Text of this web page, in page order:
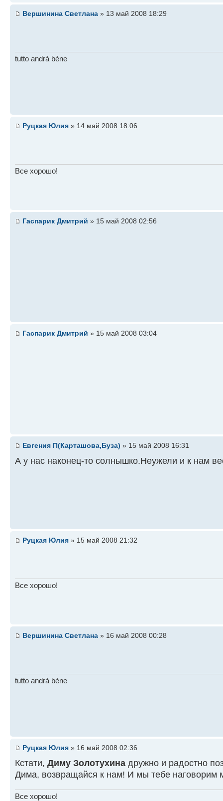
Вершинина Светлана » 13 май 2008 18:29
tutto andrà bène
Руцкая Юлия » 14 май 2008 18:06
Все хорошо!
Гаспарик Дмитрий » 15 май 2008 02:56
Гаспарик Дмитрий » 15 май 2008 03:04
Евгения П(Карташова,Буза) » 15 май 2008 16:31
А у нас наконец-то солнышко.Неужели и к нам
Руцкая Юлия » 15 май 2008 21:32
Все хорошо!
Вершинина Светлана » 16 май 2008 00:28
tutto andrà bène
Руцкая Юлия » 16 май 2008 02:36
Кстати, Диму Золотухина дружно и радостно
Дима, возвращайся к нам! И мы тебе наговорим
Все хорошо!